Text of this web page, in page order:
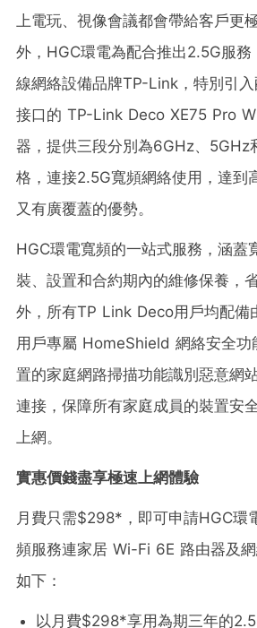
上電玩、視像會議都會帶給客戶更
外，HGC環電為配合推出2.5G服務
線網絡設備品牌TP-Link，特別引
接口的 TP-Link Deco XE75 Pro
器，提供三段分別為6GHz、5GHz
格，連接2.5G寬頻網絡使用，達到
又有廣覆蓋的優勢。
HGC環電寬頻的一站式服務，涵蓋
裝、設置和合約期內的維修保養，
外，所有TP Link Deco用戶均配備
用戶專屬 HomeShield 網絡安全功
置的家庭網路掃描功能識別惡意網
連接，保障所有家庭成員的裝置安
上網。
實惠價錢盡享極速上網體驗
月費只需$298*，即可申請HGC環
頻服務連家居 Wi-Fi 6E 路由器及
如下：
以月費$298*享用為期三年的